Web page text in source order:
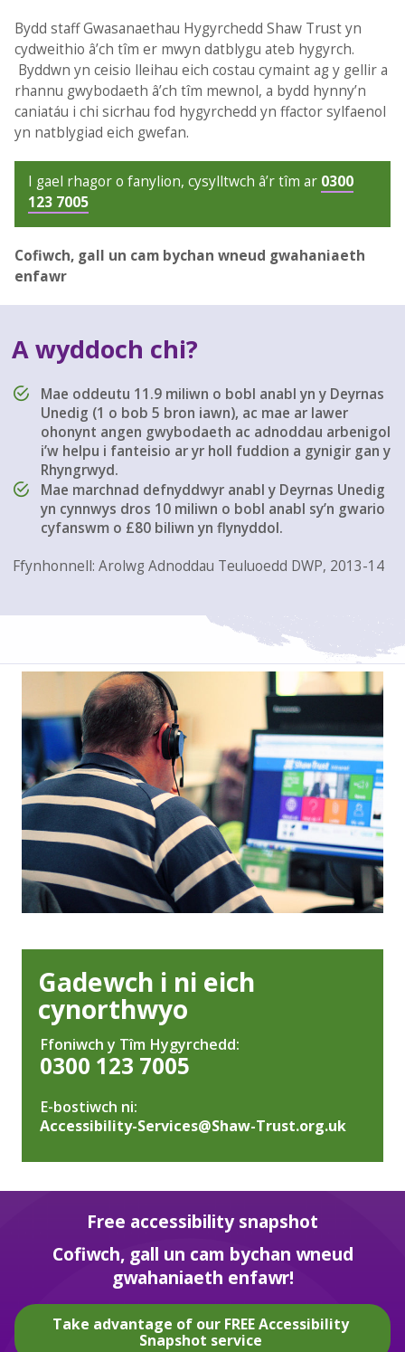
Bydd staff Gwasanaethau Hygyrchedd Shaw Trust yn
cydweithio â’ch tîm er mwyn datblygu ateb hygyrch.
Byddwn yn ceisio lleihau eich costau cymaint ag y gellir a
rhannu gwybodaeth â’ch tîm mewnol, a bydd hynny’n
caniatáu i chi sicrhau fod hygyrchedd yn ffactor sylfaenol
yn natblygiad eich gwefan.
I gael rhagor o fanylion, cysylltwch â’r tîm ar 0300
123 7005
Cofiwch, gall un cam bychan wneud gwahaniaeth
enfawr
A wyddoch chi?
Mae oddeutu 11.9 miliwn o bobl anabl yn y Deyrnas
Unedig (1 o bob 5 bron iawn), ac mae ar lawer
ohonynt angen gwybodaeth ac adnoddau arbenigol
i’w helpu i fanteisio ar yr holl fuddion a gynigir gan y
Rhyngrwyd.
Mae marchnad defnyddwyr anabl y Deyrnas Unedig
yn cynnwys dros 10 miliwn o bobl anabl sy’n gwario
cyfanswm o £80 biliwn yn flynyddol.
Ffynhonnell: Arolwg Adnoddau Teuluoedd DWP, 2013-14
Gadewch i ni eich
cynorthwyo
Ffoniwch y Tîm Hygyrchedd:
0300 123 7005
E-bostiwch ni:
Accessibility-Services@Shaw-Trust.org.uk
Free accessibility snapshot
Cofiwch, gall un cam bychan wneud
gwahaniaeth enfawr!
Take advantage of our FREE Accessibility
Snapshot service